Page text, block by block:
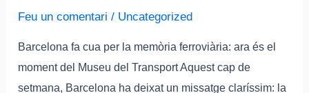
Feu un comentari / Uncategorized
Barcelona fa cua per la memòria ferroviària: ara és el
moment del Museu del Transport Aquest cap de
setmana, Barcelona ha deixat un missatge claríssim: la